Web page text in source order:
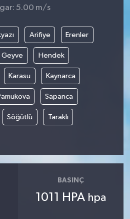
5.00 m/s
Arifiye Erenler
Geyve Hendek
Karasu Kaynarca
Sapanca
Söğütlü Taraklı
BASINÇ
1011 HPA hpa